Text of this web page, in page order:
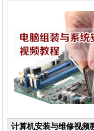
计算机安装与维修视频